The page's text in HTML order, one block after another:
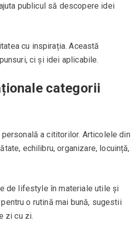
publicul să descopere idei
cu inspirația. Această
ci și idei aplicabile.
categorii
a cititorilor. Articolele din
echilibru, organizare, locuință,
de lifestyle în materiale utile și
o rutină mai bună, sugestii
zi cu zi.